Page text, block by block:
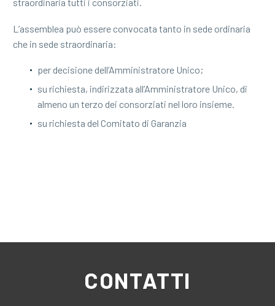
L’assemblea può essere convocata tanto in sede ordinaria
che in sede straordinaria:
per decisione dell’Amministratore Unico;
su richiesta, indirizzata all’Amministratore Unico, di
almeno un terzo dei consorziati nel loro insieme.
su richiesta del Comitato di Garanzia
CONTATTI